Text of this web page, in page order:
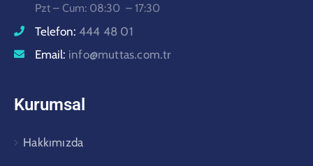
Pzt – Cum: 08:30 – 17:30
Telefon: 444 48 01
Email: info@muttas.com.tr
Kurumsal
Hakkımızda